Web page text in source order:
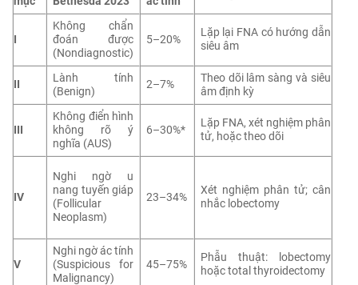
I
Không chẩn
đoán được
(Nondiagnostic)
5–20%
Lặp lại FNA có hướng dẫn
siêu âm
II
Lành tính
(Benign)
2–7%
Theo dõi lâm sàng và siêu
âm định kỳ
III
Không điển hình
không rõ ý
nghĩa (AUS)
6–30%*
Lặp FNA, xét nghiệm phân
tử, hoặc theo dõi
IV
Nghi ngờ u
nang tuyến giáp
(Follicular
Neoplasm)
23–34%
Xét nghiệm phân tử; cân
nhắc lobectomy
V
Nghi ngờ ác tính
(Suspicious for
Malignancy)
45–75%
Phẫu thuật: lobectomy
hoặc total thyroidectomy